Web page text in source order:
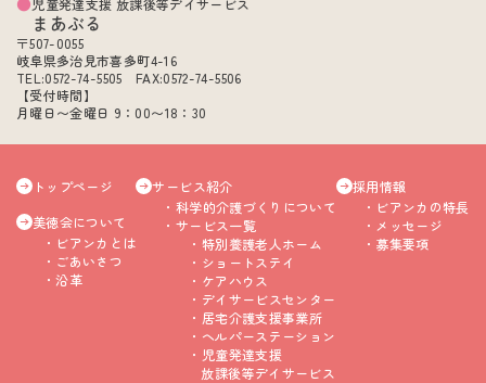
児童発達支援 放課後等デイサービス
まあぶる
〒507-0055
岐阜県多治見市喜多町4-16
TEL:0572-74-5505 FAX:0572-74-5506
【受付時間】
月曜日〜金曜日 9：00〜18：30
トップページ
美徳会について
ビアンカとは
ごあいさつ
沿革
サービス紹介
科学的介護づくりについて
サービス一覧
特別養護老人ホーム
ショートステイ
ケアハウス
デイサービスセンター
居宅介護支援事業所
ヘルパーステーション
児童発達支援
放課後等デイサービス
採用情報
ビアンカの特長
メッセージ
募集要項